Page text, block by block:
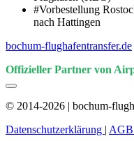
#Vorbestellung
nach Hattingen
bochum-flughafentransfer.de
Offizieller Partner von
© 2014-2026 | bochum-
Datenschutzerklärung | AGB